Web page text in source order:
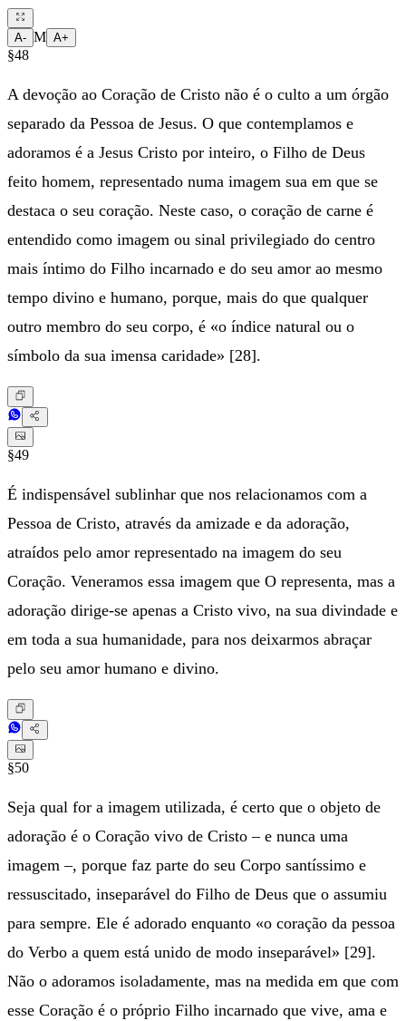
A- M A+
§48
A devoção ao Coração de Cristo não é o culto a um órgão
separado da Pessoa de Jesus. O que contemplamos e
adoramos é a Jesus Cristo por inteiro, o Filho de Deus
feito homem, representado numa imagem sua em que se
destaca o seu coração. Neste caso, o coração de carne é
entendido como imagem ou sinal privilegiado do centro
mais íntimo do Filho incarnado e do seu amor ao mesmo
tempo divino e humano, porque, mais do que qualquer
outro membro do seu corpo, é «o índice natural ou o
símbolo da sua imensa caridade» [28].
§49
É indispensável sublinhar que nos relacionamos com a
Pessoa de Cristo, através da amizade e da adoração,
atraídos pelo amor representado na imagem do seu
Coração. Veneramos essa imagem que O representa, mas a
adoração dirige-se apenas a Cristo vivo, na sua divindade e
em toda a sua humanidade, para nos deixarmos abraçar
pelo seu amor humano e divino.
§50
Seja qual for a imagem utilizada, é certo que o objeto de
adoração é o Coração vivo de Cristo – e nunca uma
imagem –, porque faz parte do seu Corpo santíssimo e
ressuscitado, inseparável do Filho de Deus que o assumiu
para sempre. Ele é adorado enquanto «o coração da pessoa
do Verbo a quem está unido de modo inseparável» [29].
Não o adoramos isoladamente, mas na medida em que com
esse Coração é o próprio Filho incarnado que vive, ama e